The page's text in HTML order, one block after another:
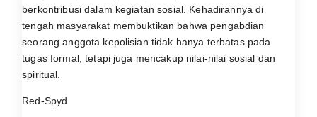
berkontribusi dalam kegiatan sosial. Kehadirannya di
tengah masyarakat membuktikan bahwa pengabdian
seorang anggota kepolisian tidak hanya terbatas pada
tugas formal, tetapi juga mencakup nilai-nilai sosial dan
spiritual.
Red-Spyd